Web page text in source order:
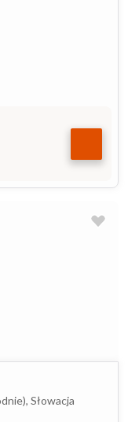
Słowacja